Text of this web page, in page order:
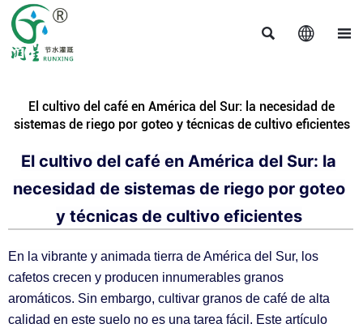
  
El cultivo del café en América del Sur: la necesidad de
sistemas de riego por goteo y técnicas de cultivo eficientes
El cultivo del café en América del Sur: la
necesidad de sistemas de riego por goteo
y técnicas de cultivo eficientes
En la vibrante y animada tierra de América del Sur, los
cafetos crecen y producen innumerables granos
aromáticos. Sin embargo, cultivar granos de café de alta
calidad en este suelo no es una tarea fácil. Este artículo